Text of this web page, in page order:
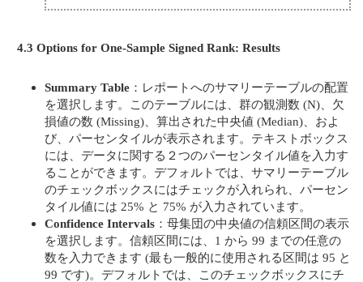
4.3 Options for One-Sample Signed Rank: Results
Summary Table ：レポートへのサマリーテーブルの配置
を選択します。このテーブルには、群の観測数 (N)、欠
損値の数 (Missing)、算出された中央値 (Median)、およ
び、パーセンタイルが表示されます。テキストボックス
には、データに関する２つのパーセンタイル値を入力す
ることができます。デフォルトでは、サマリーテーブル
のチェックボックスにはチェックが入れられ、パーセン
タイル値には 25% と 75% が入力されています。
Confidence Intervals ：母集団の中央値の信頼区間の表示
を選択します。信頼区間には、1 から 99 までの任意の
数を入力できます (最も一般的に使用される区間は 95 と
99 です)。デフォルトでは、このチェックボックスにチ